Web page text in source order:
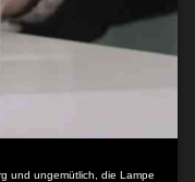
und ungemütlich, die Lampe